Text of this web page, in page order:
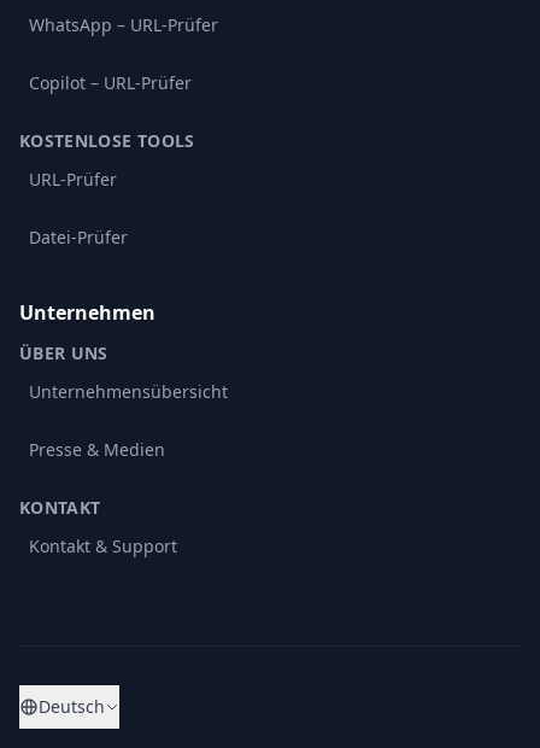
WhatsApp – URL-Prüfer
Copilot – URL-Prüfer
KOSTENLOSE TOOLS
URL-Prüfer
Datei-Prüfer
Unternehmen
ÜBER UNS
Unternehmensübersicht
Presse & Medien
KONTAKT
Kontakt & Support
Deutsch